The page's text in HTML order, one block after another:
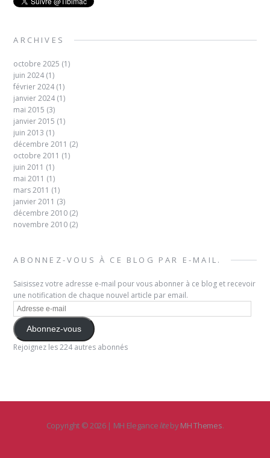
ARCHIVES
octobre 2025 (1)
juin 2024(1)
février 2024(1)
janvier 2024(1)
mai 2015 (3)
janvier 2015 (1)
juin 2013 (1)
décembre 2011 (2)
octobre 2011 (1)
juin 2011 (1)
mai 2011 (1)
mars 2011 (1)
janvier 2011 (3)
décembre 2010 (2)
novembre 2010 (2)
ABONNEZ-VOUS À CE BLOG PAR E-MAIL.
Saisissez votre adresse e-mail pour vous abonner à ce blog et recevoir
une notification de chaque nouvel article par email.
Adresse
e-
mailAbonnez-vous
Rejoignez les 224 autres abonnés
Copyright © 2026 | MH ElegancelitebyMH Themes.